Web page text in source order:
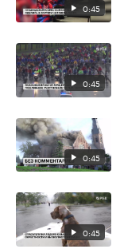
0:45
0:45
0:45
0:45